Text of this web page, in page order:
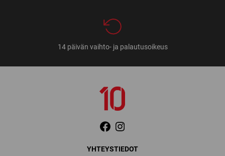
14 päivän vaihto- ja palautusoikeus
YHTEYSTIEDOT